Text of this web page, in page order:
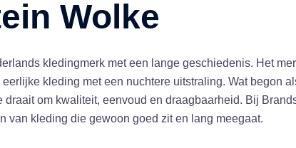
Wolke
kledingmerk met een lange geschiedenis. Het
kleding met een nuchtere uitstraling. Wat begon
om kwaliteit, eenvoud en draagbaarheid. Bij
van kleding die gewoon goed zit en lang meegaat.